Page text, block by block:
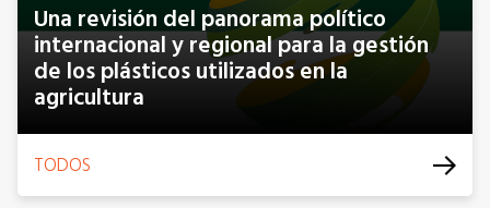
Una revisión del panorama político
internacional y regional para la gestión
de los plásticos utilizados en la
agricultura
TODOS